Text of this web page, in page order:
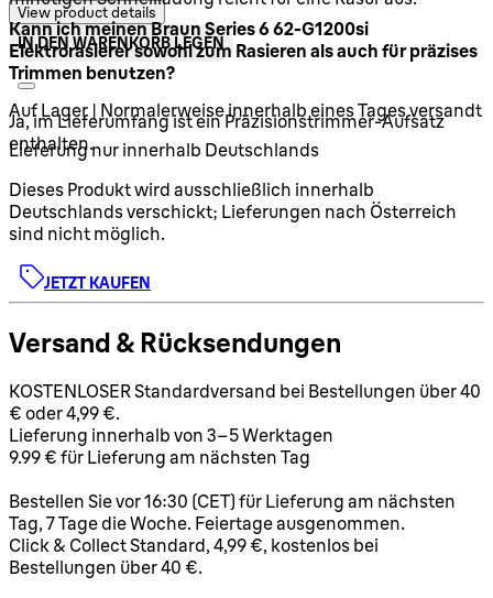
Kann ich meinen Braun Series 6 62-G1200si
Elektrorasierer sowohl zum Rasieren als auch für präzises
Trimmen benutzen?
Ja, im Lieferumfang ist ein Präzisionstrimmer-Aufsatz
enthalten.
View product details
IN DEN WARENKORB LEGEN
Auf Lager | Normalerweise innerhalb eines Tages versandt
Lieferung nur innerhalb Deutschlands
Dieses Produkt wird ausschließlich innerhalb
Deutschlands verschickt; Lieferungen nach Österreich
sind nicht möglich.
JETZT KAUFEN
Versand & Rücksendungen
KOSTENLOSER Standardversand bei Bestellungen über 40
€ oder 4,99 €.
Lieferung innerhalb von 3–5 Werktagen
9.99 € für Lieferung am nächsten Tag
Bestellen Sie vor 16:30 (CET) für Lieferung am nächsten
Tag, 7 Tage die Woche. Feiertage ausgenommen.
Click & Collect Standard, 4,99 €, kostenlos bei
Bestellungen über 40 €.